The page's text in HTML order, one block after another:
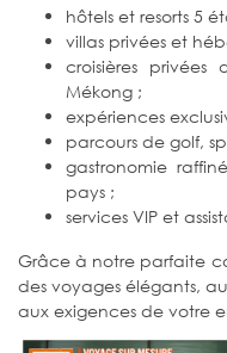
hôtels et resorts 5
villas privées et
croisières
Mékong ;
expériences
parcours de golf,
gastronomie
pays ;
services VIP et
Grâce à notre parfaite
des voyages élégants,
aux exigences de votre